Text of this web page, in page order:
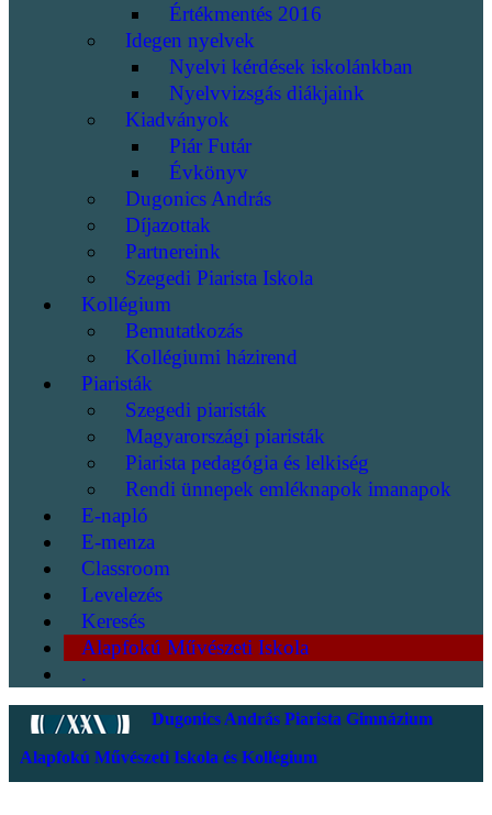
Értékmentés 2016
Idegen nyelvek
Nyelvi kérdések iskolánkban
Nyelvvizsgás diákjaink
Kiadványok
Piár Futár
Évkönyv
Dugonics András
Díjazottak
Partnereink
Szegedi Piarista Iskola
Kollégium
Bemutatkozás
Kollégiumi házirend
Piaristák
Szegedi piaristák
Magyarországi piaristák
Piarista pedagógia és lelkiség
Rendi ünnepek emléknapok imanapok
E-napló
E-menza
Classroom
Levelezés
Keresés
Alapfokú Művészeti Iskola
.
Dugonics András Piarista Gimnázium
Alapfokú Művészeti Iskola és Kollégium